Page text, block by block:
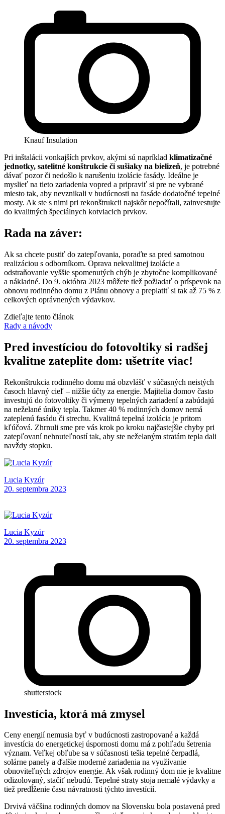
Knauf Insulation
Pri inštalácii vonkajších prvkov, akými sú napríklad klimatizačné
jednotky, satelitné konštrukcie či sušiaky na bielizeň, je potrebné
dávať pozor či nedošlo k narušeniu izolácie fasády. Ideálne je
myslieť na tieto zariadenia vopred a pripraviť si pre ne vybrané
miesto tak, aby nevznikali v budúcnosti na fasáde dodatočné tepelné
mosty. Ak ste s nimi pri rekonštrukcii najskôr nepočítali, zainvestujte
do kvalitných špeciálnych kotviacich prvkov.
Rada na záver:
Ak sa chcete pustiť do zatepľovania, poraďte sa pred samotnou
realizáciou s odborníkom. Oprava nekvalitnej izolácie a
odstraňovanie vyššie spomenutých chýb je zbytočne komplikované
a nákladné. Do 9. októbra 2023 môžete tiež požiadať o príspevok na
obnovu rodinného domu z Plánu obnovy a preplatiť si tak až 75 % z
celkových oprávnených výdavkov.
Zdieľajte tento článok
Rady a návody
Pred investíciou do fotovoltiky si radšej
kvalitne zateplite dom: ušetríte viac!
Rekonštrukcia rodinného domu má obzvlášť v súčasných neistých
časoch hlavný cieľ – nižšie účty za energie. Majitelia domov často
investujú do fotovoltiky či výmeny tepelných zariadení a zabúdajú
na neželané úniky tepla. Takmer 40 % rodinných domov nemá
zateplenú fasádu či strechu. Kvalitná tepelná izolácia je pritom
kľúčová. Zhrnuli sme pre vás krok po kroku najčastejšie chyby pri
zatepľovaní nehnuteľností tak, aby ste neželaným stratám tepla dali
navždy stopku.
Lucia Kyzúr
20. septembra 2023
Lucia Kyzúr
20. septembra 2023
shutterstock
Investícia, ktorá má zmysel
Ceny energií nemusia byť v budúcnosti zastropované a každá
investícia do energetickej úspornosti domu má z pohľadu šetrenia
význam. Veľkej obľube sa v súčasnosti tešia tepelné čerpadlá,
solárne panely a ďalšie moderné zariadenia na využívanie
obnoviteľných zdrojov energie. Ak však rodinný dom nie je kvalitne
odizolovaný, stačiť nebudú. Tepelné straty stoja nemalé výdavky a
tiež predĺženie času návratnosti týchto investícií.
Drvivá väčšina rodinných domov na Slovensku bola postavená pred